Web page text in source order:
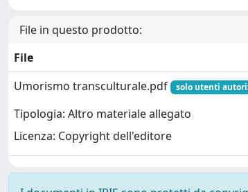
File in questo prodotto:
File
Umorismo transculturale.pdf
solo utenti
Tipologia: Altro materiale allegato
Licenza: Copyright dell'editore